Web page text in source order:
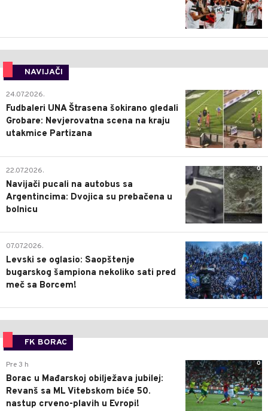
NAVIJAČI
0
24.07.2026.
Fudbaleri UNA Štrasena šokirano gledali
Grobare: Nevjerovatna scena na kraju
utakmice Partizana
0
22.07.2026.
Navijači pucali na autobus sa
Argentincima: Dvojica su prebačena u
bolnicu
1
07.07.2026.
Levski se oglasio: Saopštenje
bugarskog šampiona nekoliko sati pred
meč sa Borcem!
FK BORAC
0
Pre 3 h
Borac u Mađarskoj obilježava jubilej:
Revanš sa ML Vitebskom biće 50.
nastup crveno-plavih u Evropi!